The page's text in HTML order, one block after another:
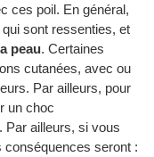
ces poil. En général,
sont ressenties, et
peau. Certaines
cutanées, avec ou
Par ailleurs, pour
un choc
ailleurs, si vous
seront :